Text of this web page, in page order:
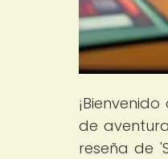
¡Bienvenido
de
reseña de